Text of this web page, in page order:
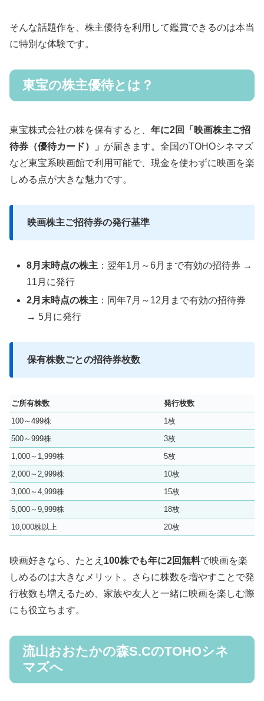
そんな話題作を、株主優待を利用して鑑賞できるのは本当
に特別な体験です。
東宝の株主優待とは？
東宝株式会社の株を保有すると、 年に2回「映画株主ご招
待券（優待カード）」 が届きます。全国のTOHOシネマズ
など東宝系映画館で利用可能で、現金を使わずに映画を楽
しめる点が大きな魅力です。
映画株主ご招待券の発行基準
8月末時点の株主 ：翌年1月～6月まで有効の招待券 →
11月に発行
2月末時点の株主 ：同年7月～12月まで有効の招待券
→ 5月に発行
保有株数ごとの招待券枚数
ご所有株数
発行枚数
100～499株
1枚
500～999株
3枚
1,000～1,999株
5枚
2,000～2,999株
10枚
3,000～4,999株
15枚
5,000～9,999株
18枚
10,000株以上
20枚
映画好きなら、たとえ 100株でも年に2回無料で映画を楽
しめるのは大きなメリット。さらに株数を増やすことで発
行枚数も増えるため、家族や友人と一緒に映画を楽しむ際
にも役立ちます。
流山おおたかの森S.CのTOHOシネ
マズへ